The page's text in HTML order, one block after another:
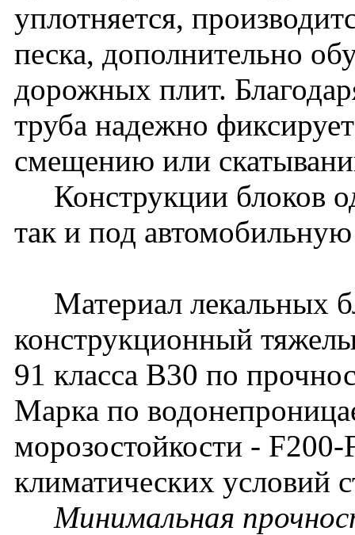
уплотняется,
песка, дополнительно
дорожных плит.
труба надежно
смещению или
Конструкции блоков
так и под
Материал лекальных
конструкционный
91 класса В30 по
Марка по
морозостойкости - F200-
климатических условий
Минимальная